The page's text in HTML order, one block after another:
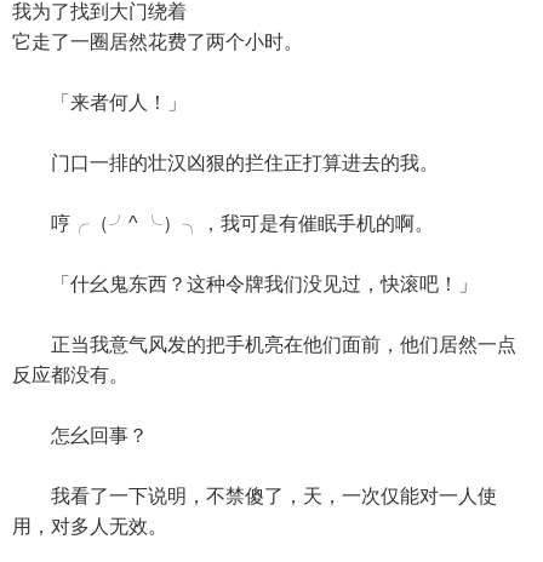
我为了找到大门绕着
它走了一圈居然花费了两个小时。
「来者何人！」
门口一排的壮汉凶狠的拦住正打算进去的我。
哼╭（╯^ ╰）╮，我可是有催眠手机的啊。
「什幺鬼东西？这种令牌我们没见过，快滚吧！」
正当我意气风发的把手机亮在他们面前，他们居然一点
反应都没有。
怎幺回事？
我看了一下说明，不禁傻了，天，一次仅能对一人使
用，对多人无效。